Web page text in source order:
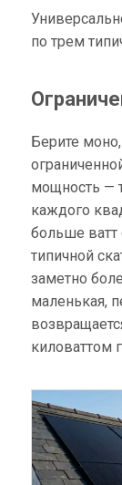
по трем
Берите
мощность —
каждого
больше ватт
типичной
заметно
маленькая,
киловаттом